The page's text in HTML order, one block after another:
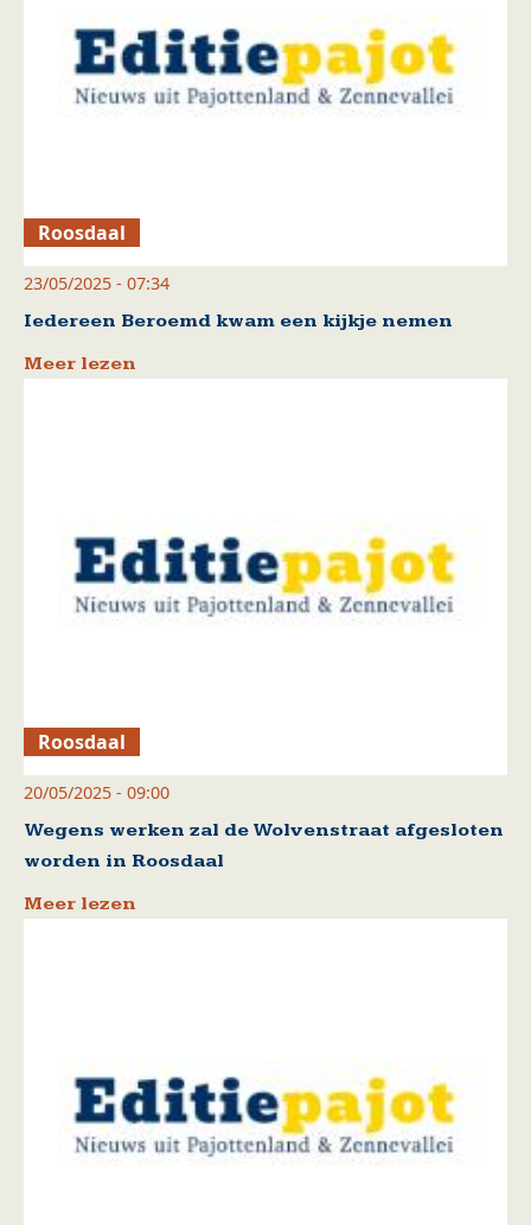
Roosdaal
23/05/2025 - 07:34
Iedereen Beroemd kwam een kijkje nemen
Meer lezen
Roosdaal
20/05/2025 - 09:00
Wegens werken zal de Wolvenstraat afgesloten
worden in Roosdaal
Meer lezen